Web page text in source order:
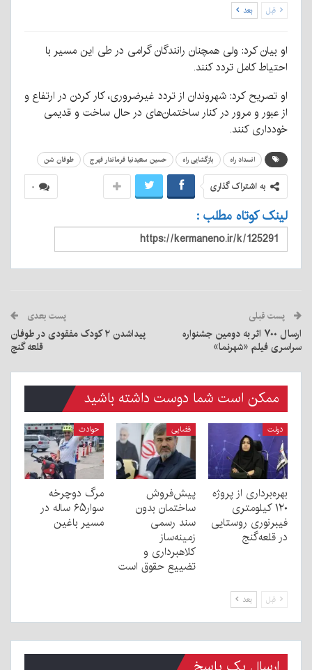
قبل بعد
او بیان کرد: ولی همچنان رانندگان گرامی در طی این مسیر با
احتیاط کامل تردد کنند.
او تصریح کرد: شهروندان از تردد غیرضروری، کار کردن در ارتفاع و
از عبور و مرور در کنار ساختمان‌های در حال ساخت و قدیمی
خودداری کنند.
انسداد راه بازگشایی راه حسین سعیدنیا فرماندار فهرج طوفان شن
۰ به اشتراک گذاری
لینک کوتاه مطلب :
پست قبلی
ارسال ۷۰۰ اثر به دومین جشنواره
سراسری فیلم «شهرنما»
پست بعدی
پیداشدن ۲ کودک مفقودی در طوفان
قلعه گنج
ممکن است شما دوست داشته باشید
دولت
بهره‌برداری از پروژه
۱۲۰ کیلومتری
فیبرنوری روستایی
در قلعه‌گنج
قضایی
پیش‌فروش
ساختمان بدون
سند رسمی
زمینه‌ساز
کلاهبرداری و
تضییع حقوق است
حوادث
مرگ دوچرخه
سوار۶۵ ساله در
مسیر باغین
قبل بعد